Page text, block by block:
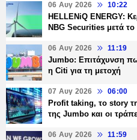
06 Αυγ 2026 10:22
HELLENiQ ENERGY:
NBG Securities μετά το
06 Αυγ 2026 11:19
Jumbo: Επιτάχυνση
η Citi για τη μετοχή
07 Αυγ 2026 06:00
Profit taking, το story
της Jumbo και οι
06 Αυγ 2026 11:59